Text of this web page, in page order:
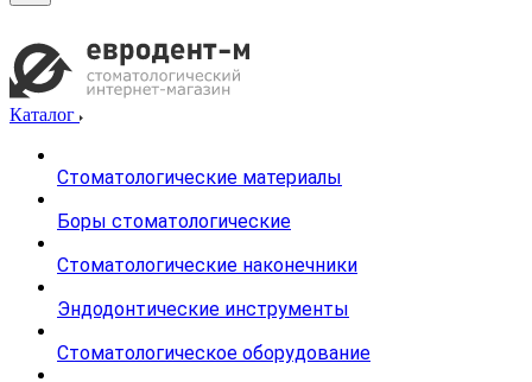
Каталог
Стоматологические материалы
Боры стоматологические
Стоматологические наконечники
Эндодонтические инструменты
Стоматологическое оборудование